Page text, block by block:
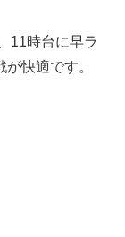
11時台に早ラ
快適です。